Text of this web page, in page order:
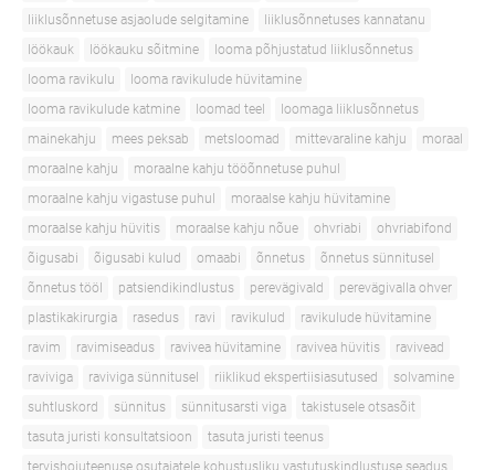
liiklusõnnetuse asjaolude selgitamine
liiklusõnnetuses kannatanu
löökauk
löökauku sõitmine
looma põhjustatud liiklusõnnetus
looma ravikulu
looma ravikulude hüvitamine
looma ravikulude katmine
loomad teel
loomaga liiklusõnnetus
mainekahju
mees peksab metsloomad mittevaraline kahju
moraal
moraalne kahju
moraalne kahju tööõnnetuse puhul
moraalne kahju vigastuse puhul
moraalse kahju hüvitamine
moraalse kahju hüvitis
moraalse kahju nõue ohvriabi
ohvriabifond
õigusabi
õigusabi kulud omaabi õnnetus
õnnetus sünnitusel
õnnetus tööl
patsiendikindlustus perevägivald
perevägivalla ohver
plastikakirurgia
rasedus ravi ravikulud
ravikulude hüvitamine
ravim
ravimiseadus ravivea hüvitamine ravivea hüvitis
ravivead
raviviga
raviviga sünnitusel riiklikud ekspertiisiasutused
solvamine
suhtluskord
sünnitus sünnitusarsti viga
takistusele otsasõit
tasuta juristi konsultatsioon
tasuta juristi teenus
tervishoiuteenuse osutajatele kohustusliku vastutuskindlustuse seadus